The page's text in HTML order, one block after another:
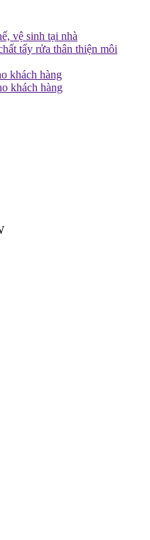
vệ sinh tại nhà
tẩy rửa thân thiện môi
khách hàng
khách hàng